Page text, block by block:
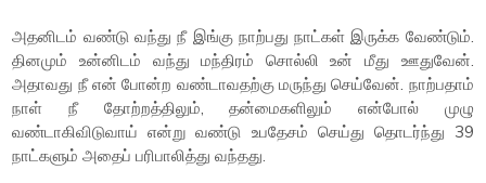
அதனிடம் வண்டு வந்து நீ இங்கு நாற்பது நாட்கள் இருக்க வேண்டும்.
தினமும் உன்னிடம் வந்து மந்திரம் சொல்லி உன் மீது ஊதுவேன்.
அதாவது நீ என் போன்ற வண்டாவதற்கு மருந்து செய்வேன். நாற்பதாம்
நாள் நீ தோற்றத்திலும், தன்மைகளிலும் என்போல் முழு
வண்டாகிவிடுவாய் என்று வண்டு உபதேசம் செய்து தொடர்ந்து 39
நாட்களும் அதைப் பரிபாலித்து வந்தது.